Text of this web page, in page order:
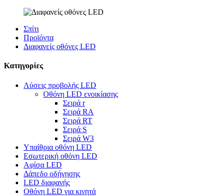
Σπίτι
Προϊόντα
Διαφανείς οθόνες LED
Κατηγορίες
Λύσεις προβολής LED
Οθόνη LED ενοικίασης
Σειρά r
Σειρά RA
Σειρά RT
Σειρά S
Σειρά W3
Υπαίθρια οθόνη LED
Εσωτερική οθόνη LED
Αφίσα LED
Δάπεδο οδήγησης
LED διαφανής
Οθόνη LED για κινητά